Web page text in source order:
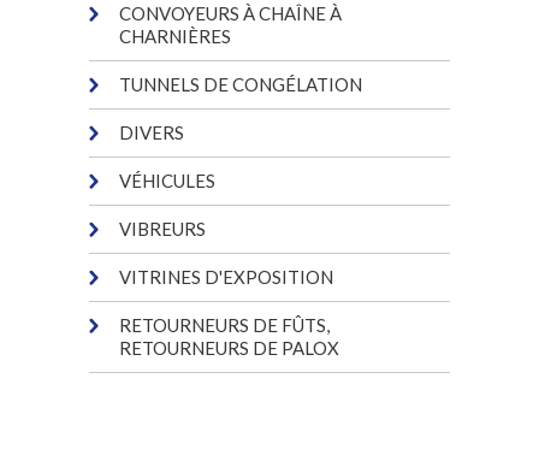
CONVOYEURS À CHAÎNE À
CHARNIÈRES
TUNNELS DE CONGÉLATION
DIVERS
VÉHICULES
VIBREURS
VITRINES D'EXPOSITION
RETOURNEURS DE FÛTS,
RETOURNEURS DE PALOX